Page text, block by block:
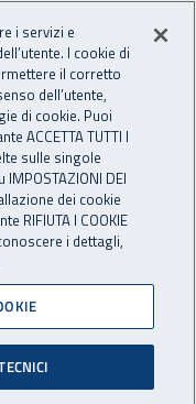
Apri cerca
i servizi e
I cookie di
il corretto
dell’utente,
di cookie. Puoi
ACCETTA TUTTI I
sulle singole
DEI
dei cookie
RIFIUTA I COOKIE
i dettagli,